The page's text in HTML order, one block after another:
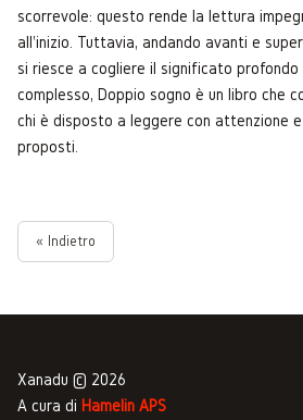
scorrevole: questo rende la lettura
all'inizio. Tuttavia, andando avanti e
si riesce a cogliere il significato profondo
complesso, Doppio sogno è un libro che
chi è disposto a leggere con attenzione
proposti.
« Indietro
Xanadu © 2026
A cura di Hamelin APS